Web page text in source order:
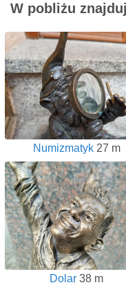
W pobliżu
Numizmatyk27 m
Dolar 38 m